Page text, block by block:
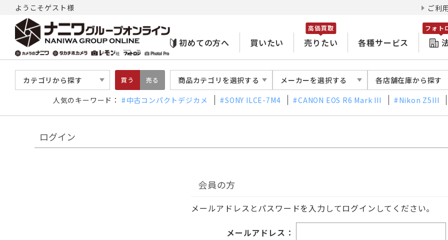
ようこそゲスト様 ご利
初めての方へ 買いたい 売りたい
高価買取
各種サービス
フォト
カテゴリから探す 買う 売る 商品カテゴリを選択する メーカーを選択する 各店舗在庫から探す
人気のキーワード： 中古コンパクトデジカメ SONY ILCE-7M4 CANON EOS R6 Mark III Nikon Z5III
ログイン
会員の方
メールアドレスとパスワードを入力してログインしてください。
メールアドレス：